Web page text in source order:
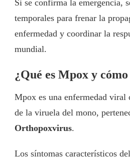
Si se confirma la emergencia,
temporales para frenar la
enfermedad y coordinar la
mundial.
¿Qué es Mpox y
Mpox es una enfermedad viral
de la viruela del mono,
Orthopoxvirus.
Los síntomas característicos